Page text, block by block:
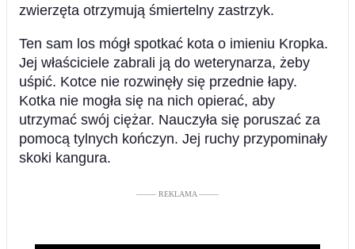
zwierzęta otrzymują śmiertelny zastrzyk.
Ten sam los mógł spotkać kota o imieniu Kropka.
Jej właściciele zabrali ją do weterynarza, żeby
uśpić. Kotce nie rozwinęły się przednie łapy.
Kotka nie mogła się na nich opierać, aby
utrzymać swój ciężar. Nauczyła się poruszać za
pomocą tylnych kończyn. Jej ruchy przypominały
skoki kangura.
––––– REKLAMA –––––